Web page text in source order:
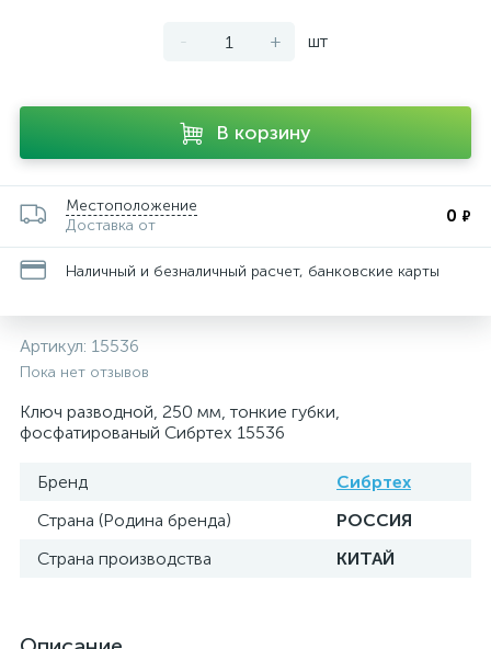
- + шт
В корзину
Местоположение
Доставка от
0 ₽
Наличный и безналичный расчет, банковские карты
Артикул: 15536
Пока нет отзывов
Ключ разводной, 250 мм, тонкие губки,
фосфатированый Сибртех 15536
Бренд
Сибртех
Страна (Родина бренда)
РОССИЯ
Страна производства
КИТАЙ